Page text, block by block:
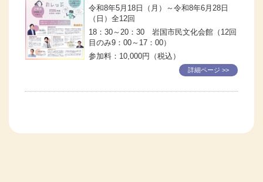
令和8年5月18日（月）～令和8年6月28日
（日）全12回
18：30～20：30 岩国市民文化会館（12回
目のみ9：00～17：00）
参加料：10,000円（税込）
詳細ページ >>